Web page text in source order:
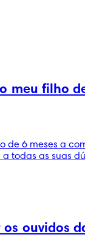
meu filho
de 6 meses a
todas as suas
ouvidos